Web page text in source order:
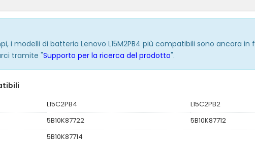
i modelli di batteria Lenovo L15M2PB4 più compatibili sono ancora
tramite "Supporto per la ricerca del prodotto".
L15C2PB4 L15C2PB2
5B10K87722 5B10K87712
5B10K87714